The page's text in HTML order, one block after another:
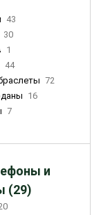
43
30
1
44
72
16
7
и
(29)